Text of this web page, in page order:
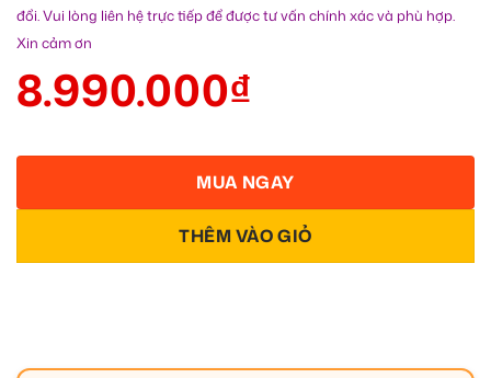
đổi. Vui lòng liên hệ trực tiếp để được tư vấn chính xác và phù hợp.
Xin cảm ơn
8.990.000₫
THÊM VÀO GIỎ
MUA NGAY